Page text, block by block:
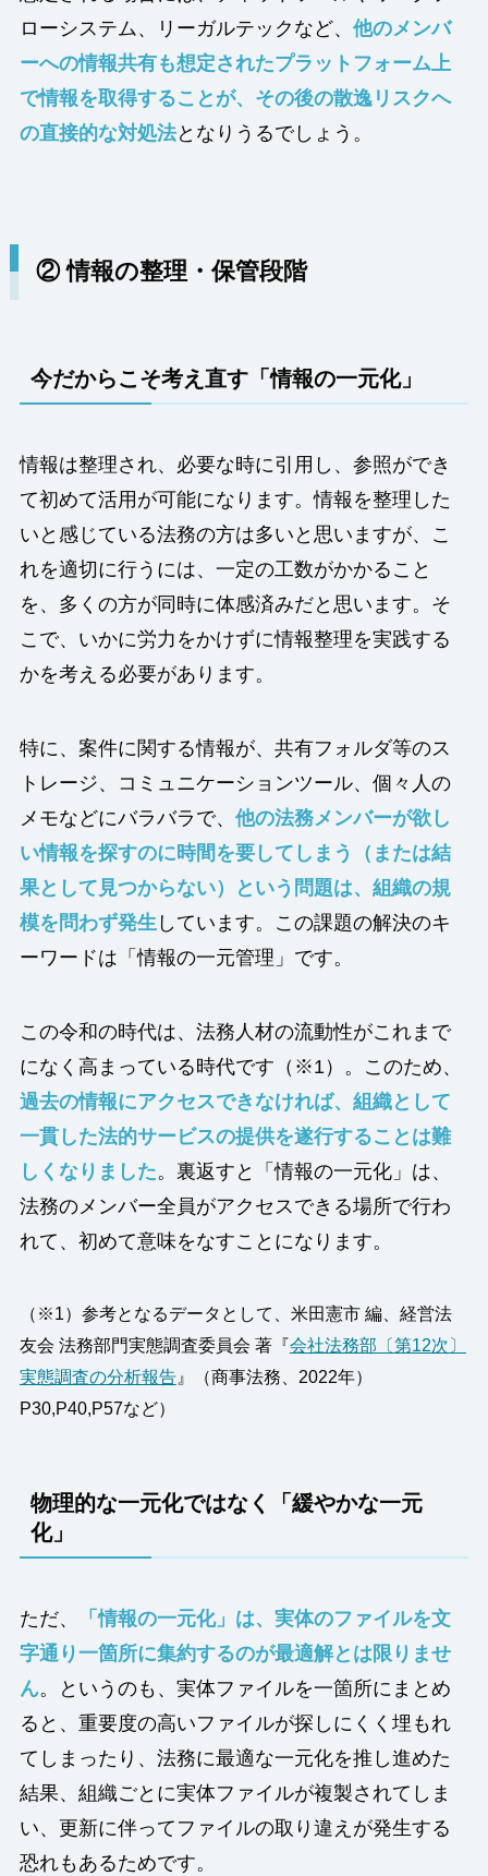
ローシステム、リーガルテックなど、 他のメンバ
ーへの情報共有も想定されたプラットフォーム上
で情報を取得することが、その後の散逸リスクへ
の直接的な対処法となりうるでしょう。
② 情報の整理・保管段階
今だからこそ考え直す「情報の一元化」
情報は整理され、必要な時に引用し、参照ができ
て初めて活用が可能になります。情報を整理した
いと感じている法務の方は多いと思いますが、こ
れを適切に行うには、一定の工数がかかること
を、多くの方が同時に体感済みだと思います。そ
こで、いかに労力をかけずに情報整理を実践する
かを考える必要があります。
特に、案件に関する情報が、共有フォルダ等のス
トレージ、コミュニケーションツール、個々人の
メモなどにバラバラで、 他の法務メンバーが欲し
い情報を探すのに時間を要してしまう（または結
果として見つからない）という問題は、組織の規
模を問わず発生しています。この課題の解決のキ
ーワードは「情報の一元管理」です。
この令和の時代は、法務人材の流動性がこれまで
になく高まっている時代です（※1）。このため、
過去の情報にアクセスできなければ、組織として
一貫した法的サービスの提供を遂行することは難
しくなりました。裏返すと「情報の一元化」は、
法務のメンバー全員がアクセスできる場所で行わ
れて、初めて意味をなすことになります。
（※1）参考となるデータとして、米田憲市 編、経営法
友会 法務部門実態調査委員会 著『会社法務部〔第12次〕
実態調査の分析報告』（商事法務、2022年）
P30,P40,P57など）
物理的な一元化ではなく「緩やかな一元
化」
ただ、
「情報の一元化」は、実体のファイルを文
字通り一箇所に集約するのが最適解とは限りませ
ん。というのも、実体ファイルを一箇所にまとめ
ると、重要度の高いファイルが探しにくく埋もれ
てしまったり、法務に最適な一元化を推し進めた
結果、組織ごとに実体ファイルが複製されてしま
い、更新に伴ってファイルの取り違えが発生する
恐れもあるためです。